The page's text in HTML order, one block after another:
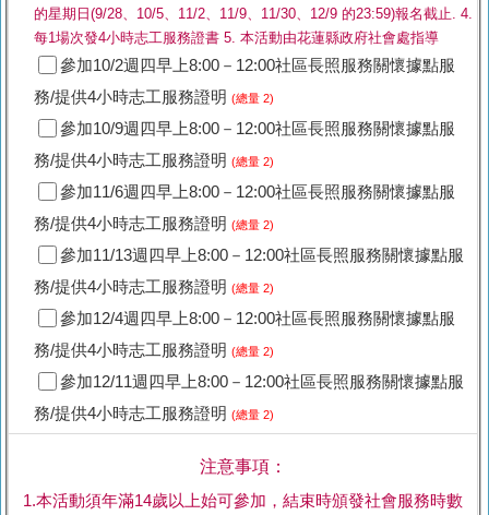
的星期日(9/28、10/5、11/2、11/9、11/30、12/9 的23:59)報名截止. 4.
每1場次發4小時志工服務證書 5. 本活動由花蓮縣政府社會處指導
參加10/2週四早上8:00－12:00社區長照服務關懷據點服
務/提供4小時志工服務證明 (總量 2)
參加10/9週四早上8:00－12:00社區長照服務關懷據點服
務/提供4小時志工服務證明 (總量 2)
參加11/6週四早上8:00－12:00社區長照服務關懷據點服
務/提供4小時志工服務證明 (總量 2)
參加11/13週四早上8:00－12:00社區長照服務關懷據點服
務/提供4小時志工服務證明 (總量 2)
參加12/4週四早上8:00－12:00社區長照服務關懷據點服
務/提供4小時志工服務證明 (總量 2)
參加12/11週四早上8:00－12:00社區長照服務關懷據點服
務/提供4小時志工服務證明 (總量 2)
注意事項：
1.本活動須年滿14歲以上始可參加，結束時頒發社會服務時數